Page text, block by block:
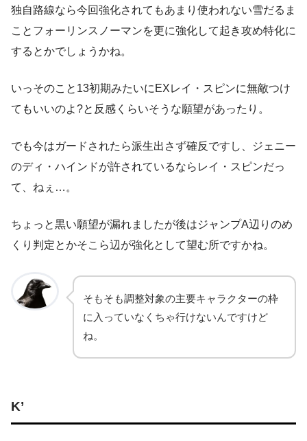
独自路線なら今回強化されてもあまり使われない雪だるま
ことフォーリンスノーマンを更に強化して起き攻め特化に
するとかでしょうかね。
いっそのこと13初期みたいにEXレイ・スピンに無敵つけ
てもいいのよ?と反感くらいそうな願望があったり。
でも今はガードされたら派生出さず確反ですし、ジェニー
のディ・ハインドが許されているならレイ・スピンだっ
て、ねぇ…。
ちょっと黒い願望が漏れましたが後はジャンプA辺りのめ
くり判定とかそこら辺が強化として望む所ですかね。
そもそも調整対象の主要キャラクターの枠
に入っていなくちゃ行けないんですけど
ね。
K’